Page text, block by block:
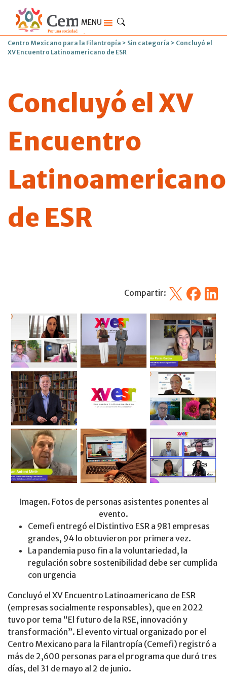
MENU
Centro Mexicano para la Filantropía > Sin categoría > Concluyó el
XV Encuentro Latinoamericano de ESR
Concluyó el XV
Encuentro
Latinoamericano
de ESR
Compartir: X Facebook
Imagen. Fotos de personas asistentes ponentes al
evento.
Cemefi entregó el Distintivo ESR a 981 empresas
grandes, 94 lo obtuvieron por primera vez.
La pandemia puso fin a la voluntariedad, la
regulación sobre sostenibilidad debe ser cumplida
con urgencia
Concluyó el XV Encuentro Latinoamericano de ESR
(empresas socialmente responsables), que en 2022
tuvo por tema “El futuro de la RSE, innovación y
transformación”. El evento virtual organizado por el
Centro Mexicano para la Filantropía (Cemefi) registró a
más de 2,600 personas para el programa que duró tres
días, del 31 de mayo al 2 de junio.